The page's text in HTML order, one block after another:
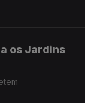
os Jardins